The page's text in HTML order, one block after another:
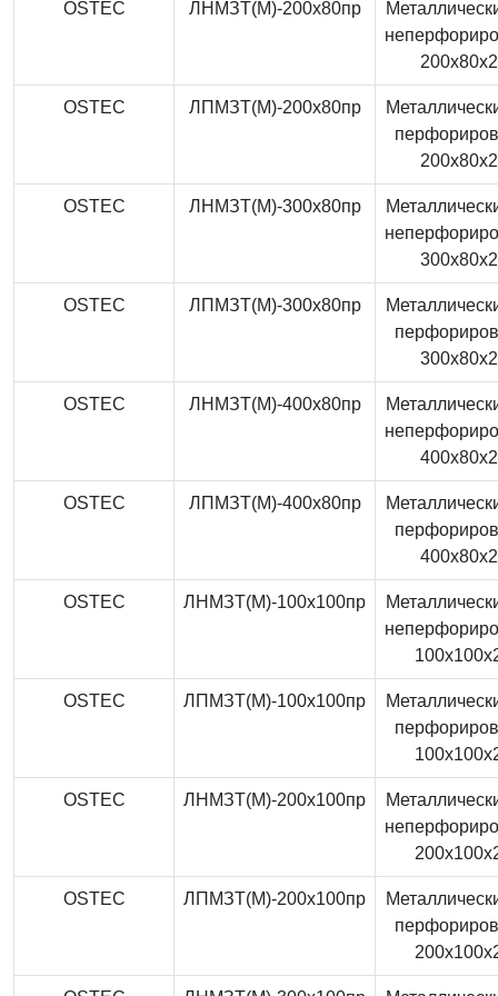
OSTEC ЛНМЗТ(М)-200x80пр
OSTEC ЛПМЗТ(М)-200x80пр
OSTEC ЛНМЗТ(М)-300x80пр
OSTEC ЛПМЗТ(М)-300x80пр
OSTEC ЛНМЗТ(М)-400x80пр
OSTEC ЛПМЗТ(М)-400x80пр
OSTEC ЛНМЗТ(М)-100x100пр
OSTEC ЛПМЗТ(М)-100x100пр
OSTEC ЛНМЗТ(М)-200x100пр
OSTEC ЛПМЗТ(М)-200x100пр